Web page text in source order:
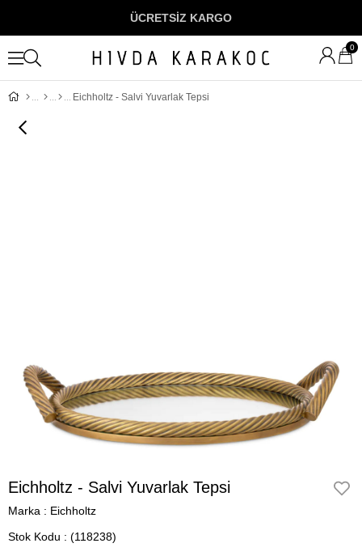
ÜCRETSİZ KARGO
0
Eichholtz - Salvi Yuvarlak Tepsi
Eichholtz - Salvi Yuvarlak Tepsi
Marka : Eichholtz
Stok Kodu
(118238)